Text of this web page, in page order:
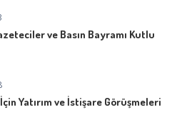
ve Basın Bayramı Kutlu
Yatırım ve İstişare Görüşmeleri